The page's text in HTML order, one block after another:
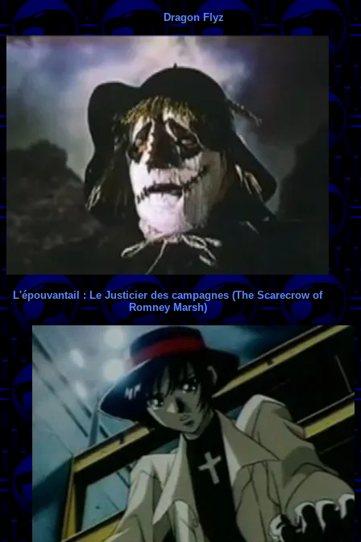
Dragon Flyz
L'épouvantail : Le Justicier des campagnes (The Scarecrow of
Romney Marsh)